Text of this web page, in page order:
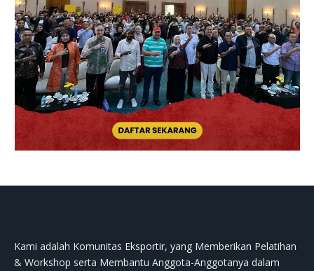
Kami adalah Komunitas Eksportir, yang Memberikan Pelatihan
& Workshop serta Membantu Anggota-Anggotanya dalam